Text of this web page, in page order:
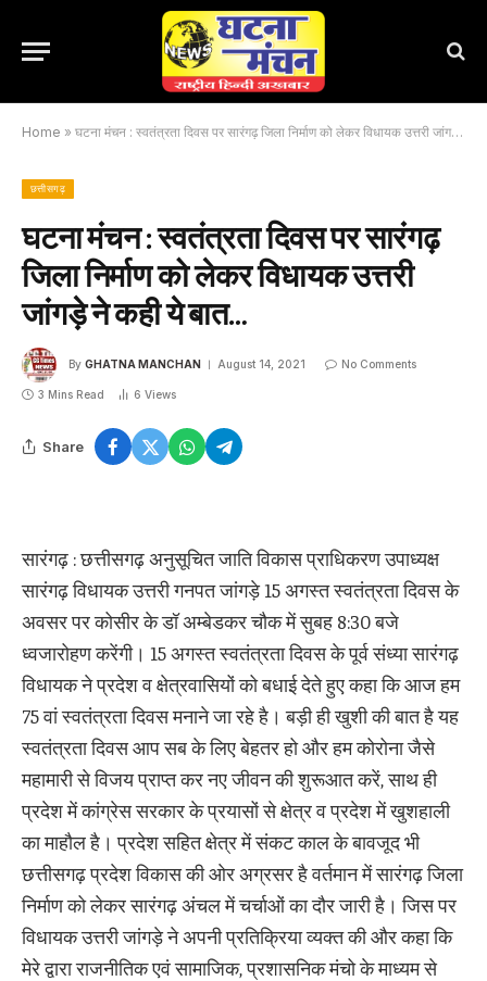
Home » घटना मंचन : स्वतंत्रता दिवस पर सारंगढ़ जिला निर्माण को लेकर विधायक उत्तरी जांगड़े ने कही ये बात…
छत्तीसगढ़
घटना मंचन : स्वतंत्रता दिवस पर सारंगढ़
जिला निर्माण को लेकर विधायक उत्तरी
जांगड़े ने कही ये बात…
By GHATNA MANCHAN August 14, 2021 No Comments
3 Mins Read 6 Views
Share
सारंगढ़ : छत्तीसगढ़ अनुसूचित जाति विकास प्राधिकरण उपाध्यक्ष
सारंगढ़ विधायक उत्तरी गनपत जांगड़े 15 अगस्त स्वतंत्रता दिवस के
अवसर पर कोसीर के डॉ अम्बेडकर चौक में सुबह 8:30 बजे
ध्वजारोहण करेंगी। 15 अगस्त स्वतंत्रता दिवस के पूर्व संध्या सारंगढ़
विधायक ने प्रदेश व क्षेत्रवासियों को बधाई देते हुए कहा कि आज हम
75 वां स्वतंत्रता दिवस मनाने जा रहे है। बड़ी ही खुशी की बात है यह
स्वतंत्रता दिवस आप सब के लिए बेहतर हो और हम कोरोना जैसे
महामारी से विजय प्राप्त कर नए जीवन की शुरूआत करें, साथ ही
प्रदेश में कांग्रेस सरकार के प्रयासों से क्षेत्र व प्रदेश में खुशहाली
का माहौल है। प्रदेश सहित क्षेत्र में संकट काल के बावजूद भी
छत्तीसगढ़ प्रदेश विकास की ओर अग्रसर है वर्तमान में सारंगढ़ जिला
निर्माण को लेकर सारंगढ़ अंचल में चर्चाओं का दौर जारी है। जिस पर
विधायक उत्तरी जांगड़े ने अपनी प्रतिक्रिया व्यक्त की और कहा कि
मेरे द्वारा राजनीतिक एवं सामाजिक, प्रशासनिक मंचो के माध्यम से